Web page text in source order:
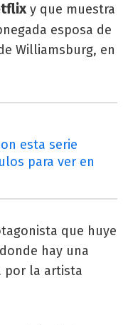
y que muestra
esposa de
Williamsburg, en
esta serie
para ver en
que huye
hay una
por la artista